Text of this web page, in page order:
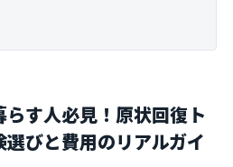
す人必見！原状回復ト
びと費用のリアルガイ